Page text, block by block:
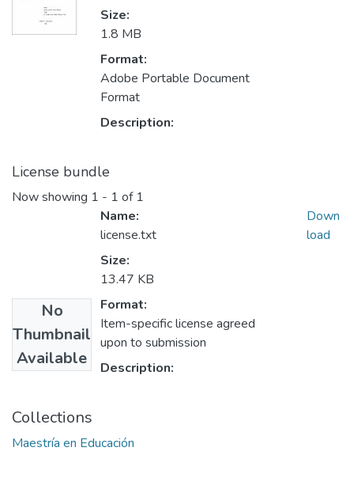
Size:
1.8 MB
Format:
Adobe Portable Document
Format
Description:
License bundle
Now showing 1 - 1 of 1
No
Thumbnail
Available
Name:
license.txt
Size:
13.47 KB
Format:
Item-specific license agreed
upon to submission
Description:
Down
load
Collections
Maestría en Educación